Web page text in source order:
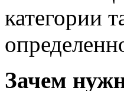
категории
Зачем